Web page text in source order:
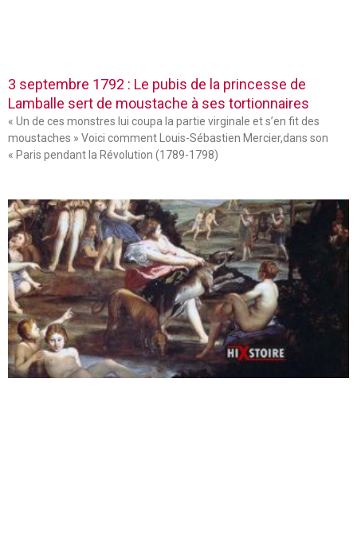
3 septembre 1792 : Le pubis de la princesse de
Lamballe sert de moustache à ses tortionnaires
« Un de ces monstres lui coupa la partie virginale et s’en fit des
moustaches » Voici comment Louis-Sébastien Mercier,dans son
« Paris pendant la Révolution (1789-1798)